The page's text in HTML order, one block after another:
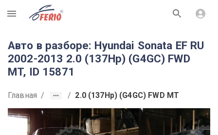
R
Авто в разборе: Hyundai Sonata EF RU
2002-2013 2.0 (137Hp) (G4GC) FWD
MT, ID 15871
Главная / / 2.0 (137Hp) (G4GC) FWD MT